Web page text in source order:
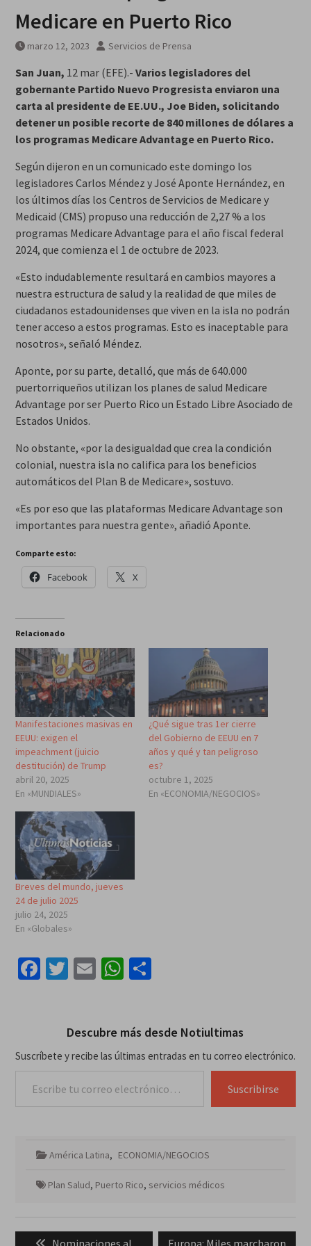
Medicare en Puerto Rico
marzo 12, 2023 Servicios de Prensa
San Juan, 12 mar (EFE).- Varios legisladores del
gobernante Partido Nuevo Progresista enviaron una
carta al presidente de EE.UU., Joe Biden, solicitando
detener un posible recorte de 840 millones de dólares a
los programas Medicare Advantage en Puerto Rico.
Según dijeron en un comunicado este domingo los
legisladores Carlos Méndez y José Aponte Hernández, en
los últimos días los Centros de Servicios de Medicare y
Medicaid (CMS) propuso una reducción de 2,27 % a los
programas Medicare Advantage para el año fiscal federal
2024, que comienza el 1 de octubre de 2023.
«Esto indudablemente resultará en cambios mayores a
nuestra estructura de salud y la realidad de que miles de
ciudadanos estadounidenses que viven en la isla no podrán
tener acceso a estos programas. Esto es inaceptable para
nosotros», señaló Méndez.
Aponte, por su parte, detalló, que más de 640.000
puertorriqueños utilizan los planes de salud Medicare
Advantage por ser Puerto Rico un Estado Libre Asociado de
Estados Unidos.
No obstante, «por la desigualdad que crea la condición
colonial, nuestra isla no califica para los beneficios
automáticos del Plan B de Medicare», sostuvo.
«Es por eso que las plataformas Medicare Advantage son
importantes para nuestra gente», añadió Aponte.
Comparte esto:
Facebook X
Relacionado
Manifestaciones masivas en
EEUU: exigen el
impeachment (juicio
destitución) de Trump
abril 20, 2025
En «MUNDIALES»
¿Qué sigue tras 1er cierre
del Gobierno de EEUU en 7
años y qué y tan peligroso
es?
octubre 1, 2025
En «ECONOMIA/NEGOCIOS»
Breves del mundo, jueves
24 de julio 2025
julio 24, 2025
En «Globales»
Facebook
Twitter
EmailWhatsApp
Compartir
Descubre más desde Notiultimas
Suscríbete y recibe las últimas entradas en tu correo electrónico.
Suscribirse
América Latina, ECONOMIA/NEGOCIOS
Plan Salud, Puerto Rico, servicios médicos
Navegación
Previous Next